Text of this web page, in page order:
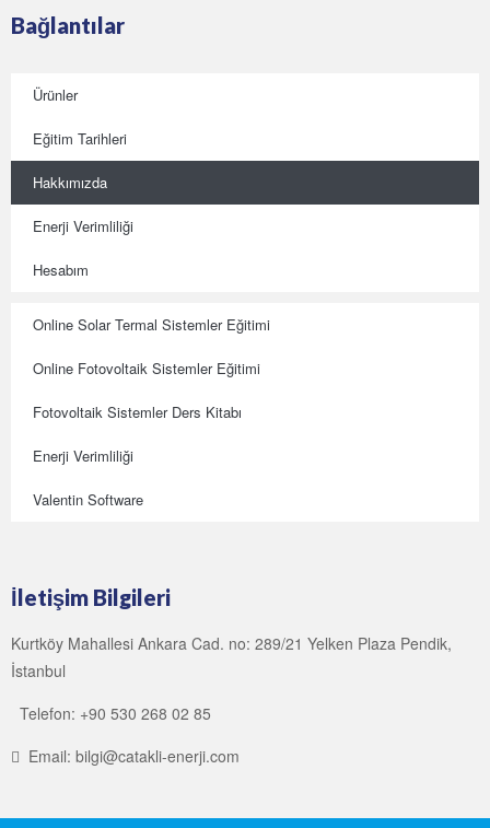
Bağlantılar
Ürünler
Eğitim Tarihleri
Hakkımızda
Enerji Verimliliği
Hesabım
Online Solar Termal Sistemler Eğitimi
Online Fotovoltaik Sistemler Eğitimi
Fotovoltaik Sistemler Ders Kitabı
Enerji Verimliliği
Valentin Software
İletişim Bilgileri
Kurtköy Mahallesi Ankara Cad. no: 289/21 Yelken Plaza Pendik,
İstanbul
Telefon: +90 530 268 02 85
Email: bilgi@catakli-enerji.com